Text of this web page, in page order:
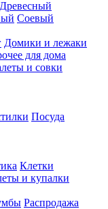
Древесный
Соевый
Домики и лежаки
для дома
и совки
Посуда
Клетки
и купалки
Распродажа